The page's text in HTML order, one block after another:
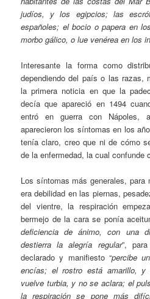
judíos, y los egipcios; las
españoles; el bocio o papera en
morbo gálico, o lue venérea en los
Interesante la forma como
dependiendo del país o las razas,
la primera noticia en que la
decía que apareció en 1494
entró en guerra con Nápoles,
aparecieron los síntomas en los
tenía claro, creo que ni de cómo
de la enfermedad, la cual confunde
Los síntomas más generales, para
era debilidad en las piernas,
del vientre, la respiración
bermejo de la cara se ponía
deficiencia de ánimo, con una
destierra la alegría regular”,
declarado y manifiesto “percibe
encías; el rostro está amarillo,
vuelve turbia, y no se aclara; el
la respiración se pone más